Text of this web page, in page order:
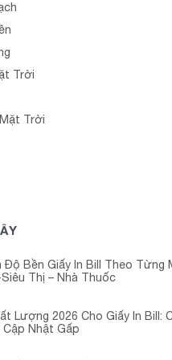
Trời
Trời
Độ Bền Giấy In Bill Theo Từng
Thị – Nhà Thuốc
Lượng 2026 Cho Giấy In Bill:
Cập Nhật Gấp